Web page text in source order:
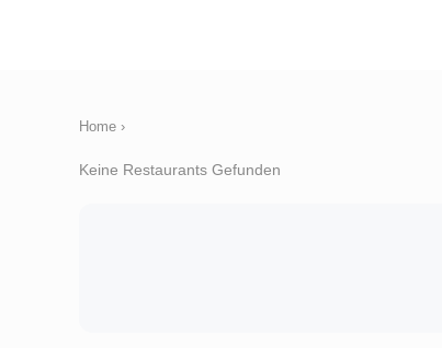
Home ›
Keine Restaurants Gefunden